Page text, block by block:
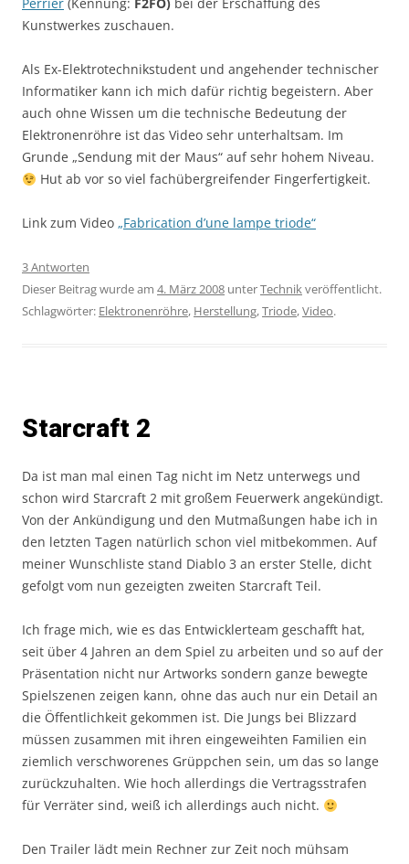
Perrier (Kennung: F2FO) bei der Erschaffung des
Kunstwerkes zuschauen.
Als Ex-Elektrotechnikstudent und angehender technischer
Informatiker kann ich mich dafür richtig begeistern. Aber
auch ohne Wissen um die technische Bedeutung der
Elektronenröhre ist das Video sehr unterhaltsam. Im
Grunde „Sendung mit der Maus“ auf sehr hohem Niveau.
Hut ab vor so viel fachübergreifender Fingerfertigkeit.
Link zum Video „Fabrication d’une lampe triode“
3 Antworten
Dieser Beitrag wurde am 4. März 2008 unterTechnikveröffentlicht.
Schlagwörter: Elektronenröhre, Herstellung,Triode,Video.
Starcraft 2
Da ist man mal einen Tag nicht im Netz unterwegs und
schon wird Starcraft 2 mit großem Feuerwerk angekündigt.
Von der Ankündigung und den Mutmaßungen habe ich in
den letzten Tagen natürlich schon viel mitbekommen. Auf
meiner Wunschliste stand Diablo 3 an erster Stelle, dicht
gefolgt vom nun gezeigten zweiten Starcraft Teil.
Ich frage mich, wie es das Entwicklerteam geschafft hat,
seit über 4 Jahren an dem Spiel zu arbeiten und so auf der
Präsentation nicht nur Artworks sondern ganze bewegte
Spielszenen zeigen kann, ohne das auch nur ein Detail an
die Öffentlichkeit gekommen ist. Die Jungs bei Blizzard
müssen zusammen mit ihren eingeweihten Familien ein
ziemlich verschworenes Grüppchen sein, um das so lange
zurückzuhalten. Wie hoch allerdings die Vertragsstrafen
für Verräter sind, weiß ich allerdings auch nicht.
Den Trailer lädt mein Rechner zur Zeit noch mühsam